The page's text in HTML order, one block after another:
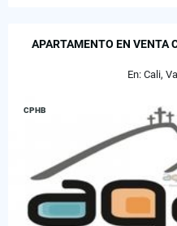
APARTAMENTO EN VENTA
En: Cali,
CPHB